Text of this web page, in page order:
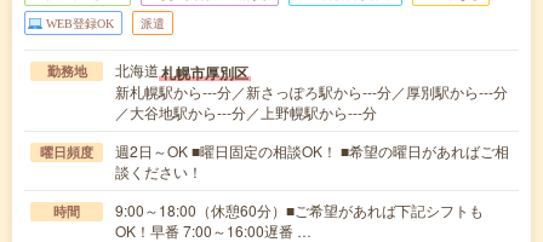
WEB登録OK 派遣
勤務地 北海道札幌市厚別区
新札幌駅から---分／新さっぽろ駅から---分／厚別駅から---分
／大谷地駅から---分／上野幌駅から---分
曜日頻度
週2日～OK ■曜日固定の相談OK！ ■希望の曜日があればご相
談ください！
時間
9:00～18:00（休憩60分）■ご希望があれば下記シフトも
OK！早番 7:00～16:00遅番 …